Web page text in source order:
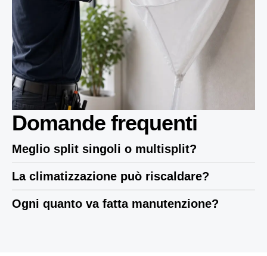
Domande frequenti
Meglio split singoli o multisplit?
La climatizzazione può riscaldare?
Ogni quanto va fatta manutenzione?